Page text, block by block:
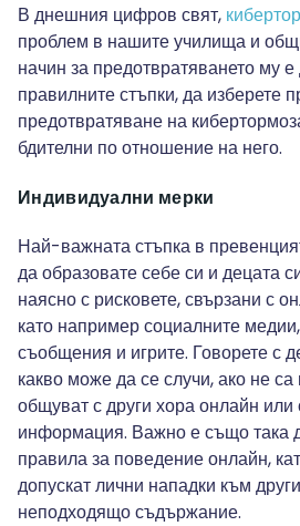
В днешния цифров свят,
проблем в нашите училища и
начин за предотвратяването му
правилните стъпки, да изберете
предотвратяване на
бдителни по отношение на него.
Индивидуални мерки
Най-важната стъпка в
да образовате себе си и децата
наясно с рисковете, свързани с
като например социалните
съобщения и игрите. Говорете с
какво може да се случи, ако не са
общуват с други хора онлайн или
информация. Важно е също така
правила за поведение онлайн,
допускат лични нападки към
неподходящо съдържание.